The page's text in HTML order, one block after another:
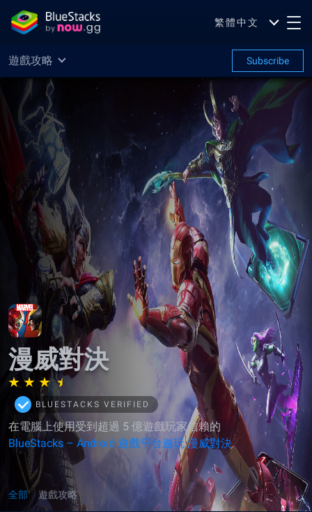
繁體中文
遊戲攻略 Subscribe
漫威對決
BLUESTACKS VERIFIED
在電腦上使用受到超過 5 億遊戲玩家信賴的
BlueStacks – Android 遊戲平台遊玩 漫威對決
全部 遊戲攻略